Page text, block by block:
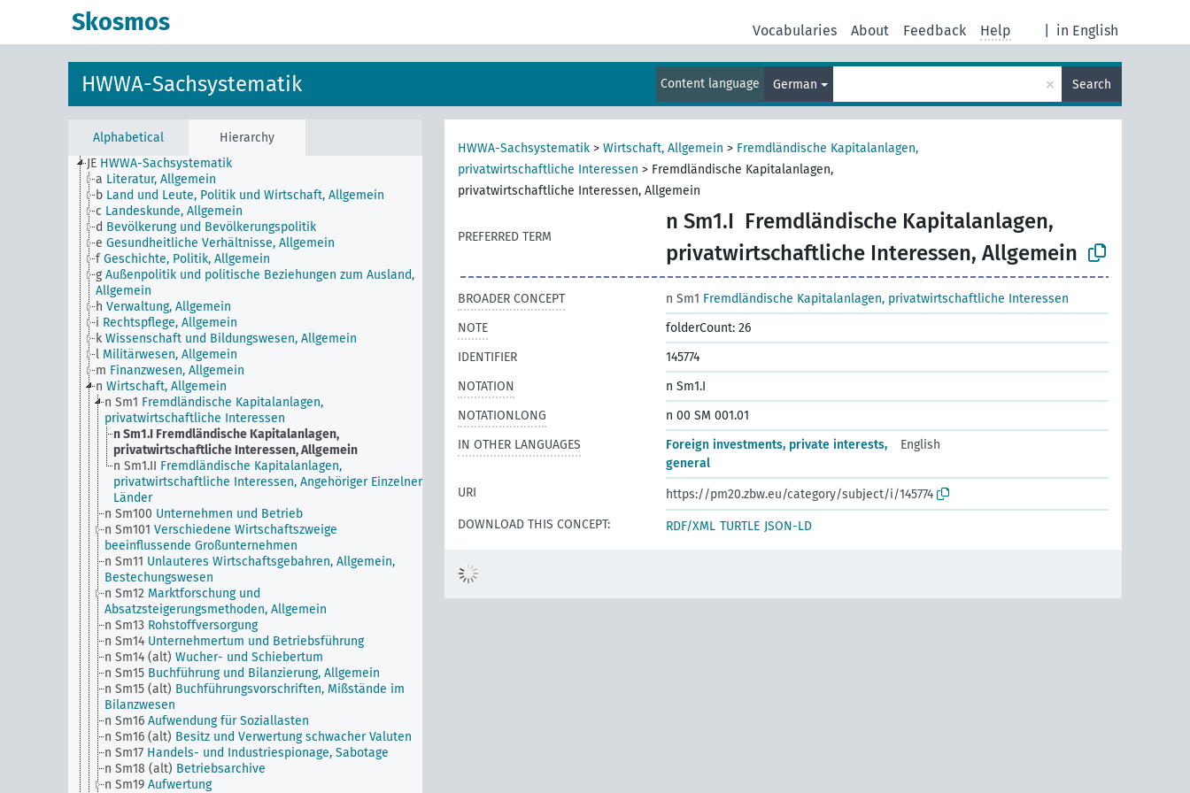
Skosmos in English
Vocabularies About Feedback Help
HWWA-Sachsystematik Content language German × Search
Alphabetical
Hierarchy
JE HWWA-Sachsystematik
a Literatur, Allgemein
b Land und Leute, Politik und Wirtschaft, Allgemein
c Landeskunde, Allgemein
d Bevölkerung und Bevölkerungspolitik
e Gesundheitliche Verhältnisse, Allgemein
f Geschichte, Politik, Allgemein
g Außenpolitik und politische Beziehungen zum Ausland,
Allgemein
h Verwaltung, Allgemein
i Rechtspflege, Allgemein
k Wissenschaft und Bildungswesen, Allgemein
l Militärwesen, Allgemein
m Finanzwesen, Allgemein
n Wirtschaft, Allgemein
n Sm1 Fremdländische Kapitalanlagen,
privatwirtschaftliche Interessen
n Sm1.I Fremdländische Kapitalanlagen,
privatwirtschaftliche Interessen, Allgemein
n Sm1.II Fremdländische Kapitalanlagen,
privatwirtschaftliche Interessen, Angehöriger Einzelner
Länder
n Sm100 Unternehmen und Betrieb
n Sm101 Verschiedene Wirtschaftszweige
beeinflussende Großunternehmen
n Sm11 Unlauteres Wirtschaftsgebahren, Allgemein,
Bestechungswesen
n Sm12 Marktforschung und
Absatzsteigerungsmethoden, Allgemein
n Sm13 Rohstoffversorgung
n Sm14 Unternehmertum und Betriebsführung
n Sm14 (alt) Wucher- und Schiebertum
n Sm15 Buchführung und Bilanzierung, Allgemein
n Sm15 (alt) Buchführungsvorschriften, Mißstände im
Bilanzwesen
n Sm16 Aufwendung für Soziallasten
n Sm16 (alt) Besitz und Verwertung schwacher Valuten
n Sm17 Handels- und Industriespionage, Sabotage
n Sm18 (alt) Betriebsarchive
n Sm19 Aufwertung
HWWA-Sachsystematik > Wirtschaft, Allgemein > Fremdländische Kapitalanlagen,
privatwirtschaftliche Interessen > Fremdländische Kapitalanlagen,
privatwirtschaftliche Interessen, Allgemein
PREFERRED TERM
n Sm1.I Fremdländische Kapitalanlagen,
privatwirtschaftliche Interessen, Allgemein
BROADER CONCEPT n Sm1 Fremdländische Kapitalanlagen, privatwirtschaftliche Interessen
NOTE
folderCount: 26
IDENTIFIER
145774
NOTATION
n Sm1.I
NOTATIONLONG
n 00 SM 001.01
IN OTHER LANGUAGES
Foreign investments, private interests,
general
English
URI
https://pm20.zbw.eu/category/subject/i/145774
DOWNLOAD THIS CONCEPT:
RDF/XML TURTLE JSON-LD